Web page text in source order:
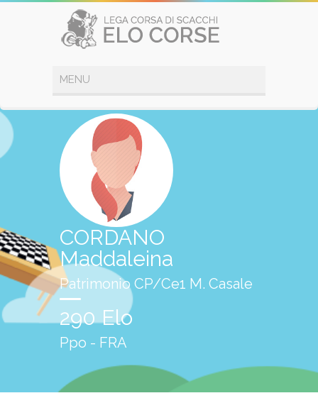
CORDANO
Maddaleina
Patrimonio CP/Ce1 M. Casale
290 Elo
Ppo - FRA